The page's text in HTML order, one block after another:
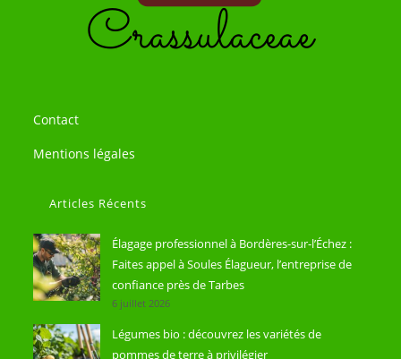
Contact
Mentions légales
Articles Récents
Élagage professionnel à Bordères-sur-l’Échez :
Faites appel à Soules Élagueur, l’entreprise de
confiance près de Tarbes
6 juillet 2026
Légumes bio : découvrez les variétés de
pommes de terre à privilégier